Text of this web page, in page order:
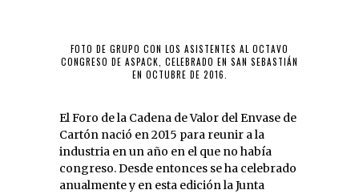
FOTO DE GRUPO CON LOS ASISTENTES AL OCTAVO
CONGRESO DE ASPACK, CELEBRADO EN SAN SEBASTIÁN
EN OCTUBRE DE 2016.
El Foro de la Cadena de Valor del Envase de
Cartón nació en 2015 para reunir a la
industria en un año en el que no había
congreso. Desde entonces se ha celebrado
anualmente y en esta edición la Junta